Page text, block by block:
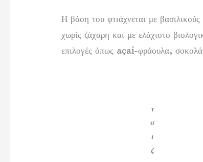
Η βάση του φτιάχνεται με
χωρίς ζάχαρη και με ελάχιστο
επιλογές όπως açaí-φράουλα,
τ
σ
ι
ζ